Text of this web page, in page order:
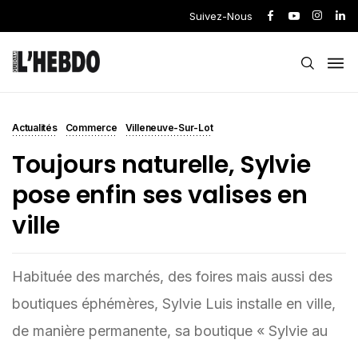
Suivez-Nous
Actualités Commerce Villeneuve-Sur-Lot
Toujours naturelle, Sylvie
pose enfin ses valises en
ville
Habituée des marchés, des foires mais aussi des
boutiques éphémères, Sylvie Luis installe en ville,
de manière permanente, sa boutique « Sylvie au